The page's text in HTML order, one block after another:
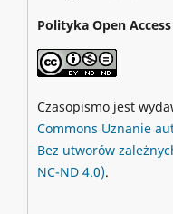
Polityka Open Access
Czasopismo jest
Commons Uznanie
Bez utworów
NC-ND 4.0).